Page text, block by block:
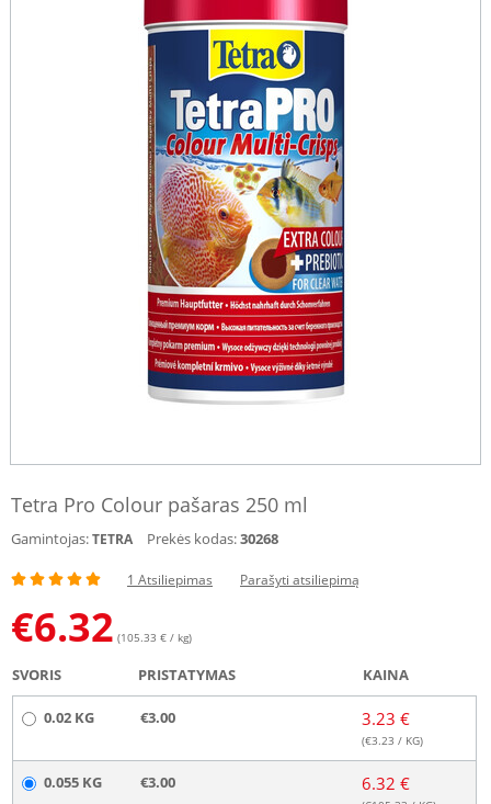
Tetra Pro Colour pašaras 250 ml
Gamintojas:TETRA Prekės kodas:30268
1 Atsiliepimas Parašyti atsiliepimą
€6.32 (105.33 € / kg)
SVORIS PRISTATYMAS KAINA
0.02 KG €3.00 3.23 €
(€3.23 / KG)
0.055 KG €3.00 6.32 €